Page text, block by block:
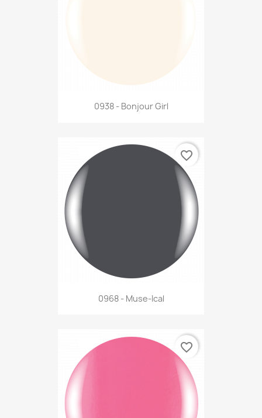
0938 - Bonjour Girl
0968 - Muse-Ical
favorite_border
favorite_border